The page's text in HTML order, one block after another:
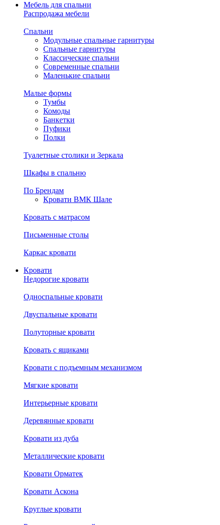
Мебель для спальни
Распродажа мебели
Спальни
Модульные спальные гарнитуры
Спальные гарнитуры
Классические спальни
Современные спальни
Маленькие спальни
Малые формы
Тумбы
Комоды
Банкетки
Пуфики
Полки
Туалетные столики и Зеркала
Шкафы в спальню
По Брендам
Кровати ВМК Шале
Кровать с матрасом
Письменные столы
Каркас кровати
Кровати
Недорогие кровати
Односпальные кровати
Двуспальные кровати
Полуторные кровати
Кровать с ящиками
Кровати с подъемным механизмом
Мягкие кровати
Интерьерные кровати
Деревянные кровати
Кровати из дуба
Металлические кровати
Кровати Орматек
Кровати Аскона
Круглые кровати